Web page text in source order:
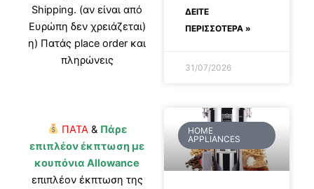
Shipping. (αν είναι από
Ευρώπη δεν χρειάζεται)
η) Πατάς place order και
πληρώνεις
ΠΑΤΑ & Πάρε
επιπλέον έκπτωση με
κουπόνια Allowance
επιπλέον έκπτωση της
ΔΕΊΤΕ
ΠΕΡΙΣΣΟΤΕΡΑ »
31/07/2026
HOME
APPLIANCES